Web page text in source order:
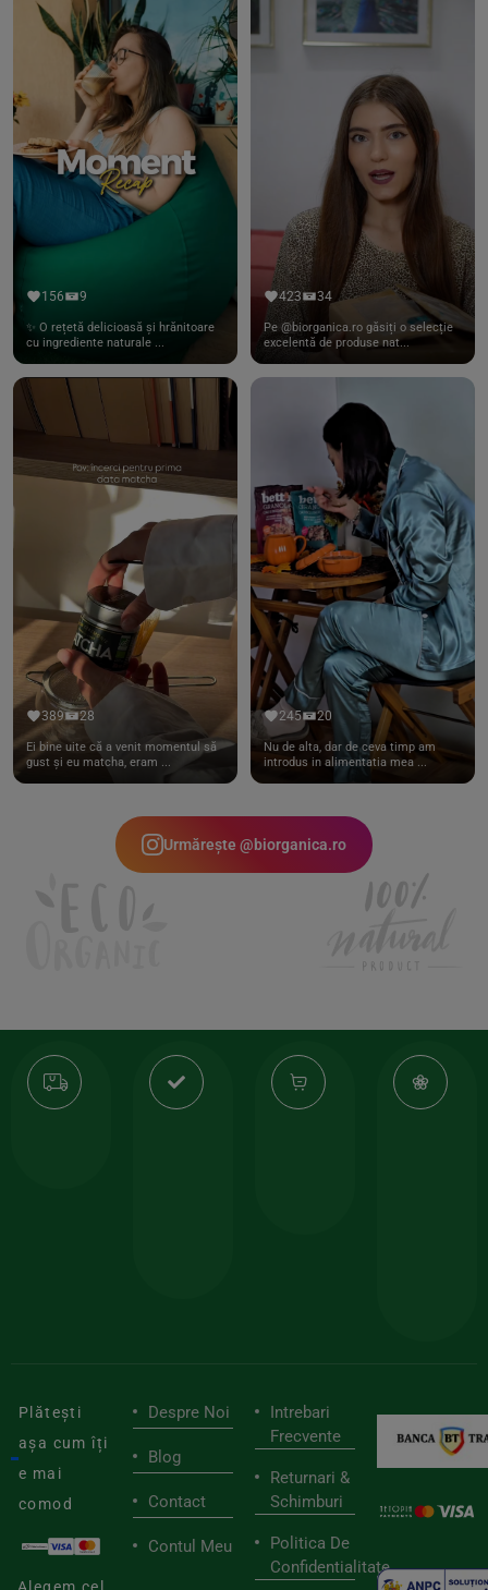
156 9
✨ O rețetă delicioasă și hrănitoare
cu ingrediente naturale ...
423 34
Pe @biorganica.ro găsiți o selecție
excelentă de produse nat...
389 28
Ei bine uite că a venit momentul să
gust și eu matcha, eram ...
245 20
Nu de alta, dar de ceva timp am
introdus in alimentatia mea ...
Urmărește @biorganica.ro
Transport
gratuit
Produse
calitate
Plătești
așa cum îți
e mai
comod
Despre Noi
Blog
Contact
Contul Meu
Intrebari
Frecvente
Returnari &
Schimburi
Politica De
Confidentialitate